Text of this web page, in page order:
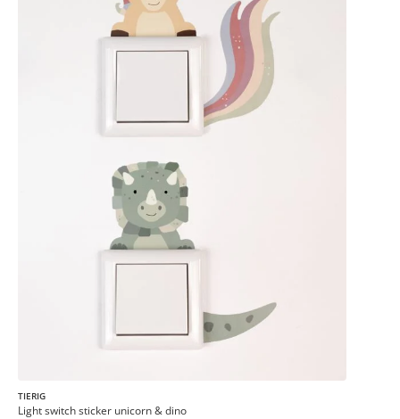
TIERIG
Light switch sticker unicorn & dino